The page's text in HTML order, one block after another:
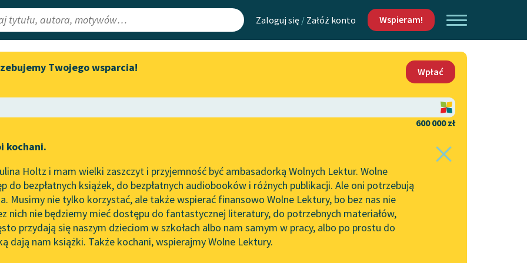
Zaloguj się / Załóż konto Wspieram!
Lektury
redakcyjne
Aktualności
„Prokurator Alicja Horn” do
literatury skandynawskiej
Spotkanie z Katarzyną Tunkiel
w Oslo
102. lata temu zmarł Joseph
Conrad
Mapa Wolnych Lektur
Leśmianator
API
OAI-PMH
Widget Wolnych Lektur
Kontakt
O projekcie
Zasady wykorzystania
Wolnych Lektur
Logotypy
Materiały promocyjne
Twojego wsparcia!
Wpłać
600 000 zł
kochani.
Holtz i mam wielki zaszczyt i przyjemność być ambasadorką Wolnych Lektur. Wolne
do bezpłatnych książek, do bezpłatnych audiobooków i różnych publikacji. Ale oni potrzebują
Musimy nie tylko korzystać, ale także wspierać finansowo Wolne Lektury, bo bez nas nie
nich nie będziemy mieć dostępu do fantastycznej literatury, do potrzebnych materiałów,
przydają się naszym dzieciom w szkołach albo nam samym w pracy, albo po prostu do
dają nam książki. Także kochani, wspierajmy Wolne Lektury.
Pamiętnik✖